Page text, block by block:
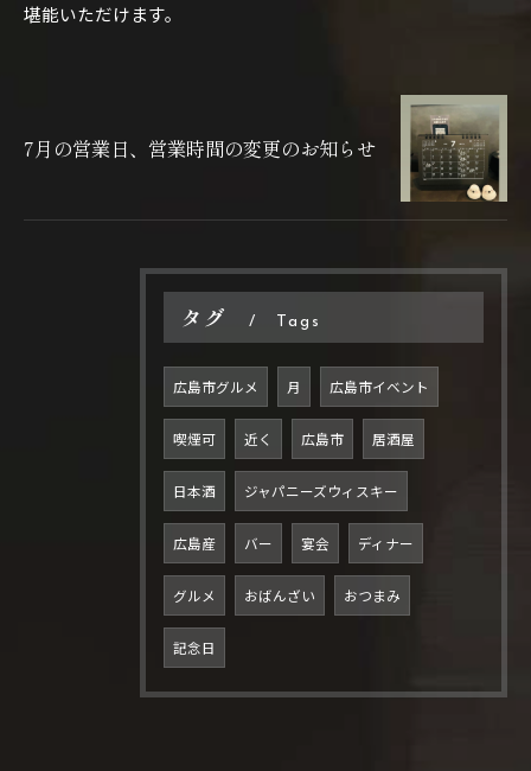
堪能いただけます。
7月の営業日、営業時間の変更のお知らせ
タグ Tags
広島市グルメ 月 広島市イベント
喫煙可 近く 広島市 居酒屋
日本酒 ジャパニーズウィスキー
広島産 バー 宴会 ディナー
グルメ おばんざい おつまみ
記念日